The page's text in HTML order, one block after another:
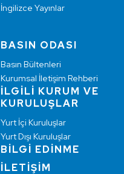
İngilizce Yayınlar
BASIN ODASI
Basın Bültenleri
Kurumsal İletişim Rehberi
İLGİLİ KURUM VE
KURULUŞLAR
Yurt İçi Kuruluşlar
Yurt Dışı Kuruluşlar
BİLGİ EDİNME
İLETİŞİM